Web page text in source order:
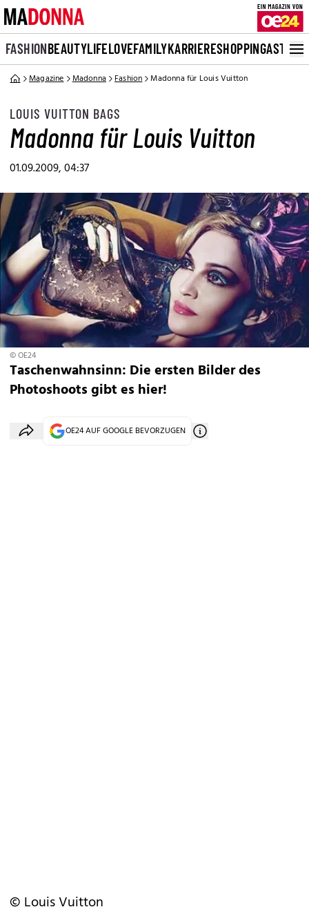
FASHIONBEAUTYLIFELOVEFAMILYKARRIERESHOPPINGASTRO
Magazine Madonna Fashion Madonna für Louis Vuitton
LOUIS VUITTON BAGS
Madonna für Louis Vuitton
01.09.2009, 04:37
© OE24
Taschenwahnsinn: Die ersten Bilder des
Photoshoots gibt es hier!
OE24 AUF GOOGLE BEVORZUGEN
© Louis Vuitton